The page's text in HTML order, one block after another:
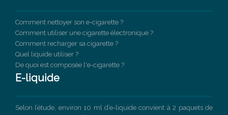
Comment nettoyer son e-cigarette ?
Comment utiliser une cigarette électronique ?
Comment recharger sa cigarette ?
Quel liquide utiliser ?
De quoi est composée l'e-cigarette ?
E-liquide
Selon l’étude, environ 10 ml d’e-liquide convient à 2 paquets de